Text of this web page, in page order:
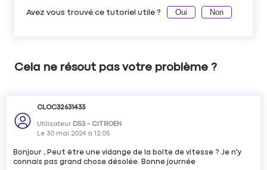
Avez vous trouvé ce tutoriel utile ? Oui Non
Cela ne résout pas votre problème ?
CLOC32631433
Utilisateur DS3 - CITROEN
Le 30 mai 2024 à12:05
Bonjour , Peut être une vidange de la boîte de vitesse ? Je n'y
connais pas grand chose désolée. Bonne journée